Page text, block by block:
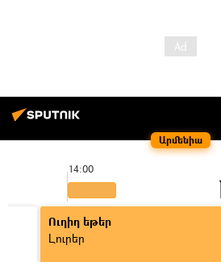
Արմենիա
14:00
Ուղիղ եթեր
Լուրեր